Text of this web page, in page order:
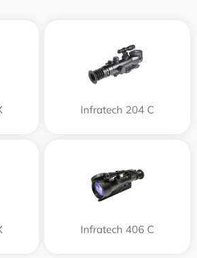
Infratech 204 С
Infratech 406 С